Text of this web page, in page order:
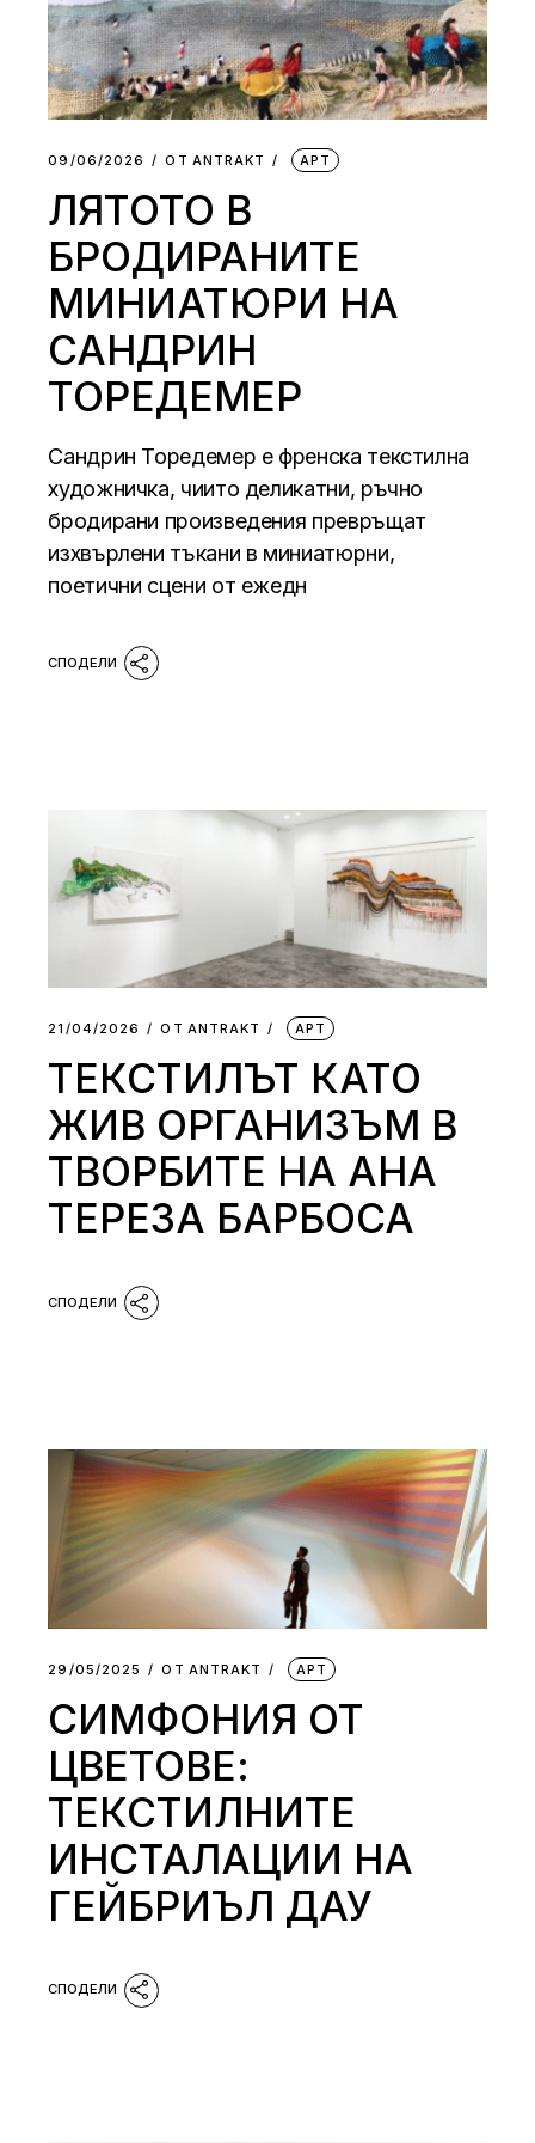
09/06/2026 ОТ АNTRAKT АРТ
ЛЯТОТО В
БРОДИРАНИТЕ
МИНИАТЮРИ НА
САНДРИН
ТОРЕДЕМЕР
Сандрин Торедемер е френска текстилна
художничка, чиито деликатни, ръчно
бродирани произведения превръщат
изхвърлени тъкани в миниатюрни,
поетични сцени от ежедн
21/04/2026 ОТ АNTRAKT АРТ
ТЕКСТИЛЪТ КАТО
ЖИВ ОРГАНИЗЪМ В
ТВОРБИТЕ НА АНА
ТЕРЕЗА БАРБОСА
29/05/2025 ОТ АNTRAKT АРТ
СИМФОНИЯ ОТ
ЦВЕТОВЕ:
ТЕКСТИЛНИТЕ
ИНСТАЛАЦИИ НА
ГЕЙБРИЪЛ ДАУ